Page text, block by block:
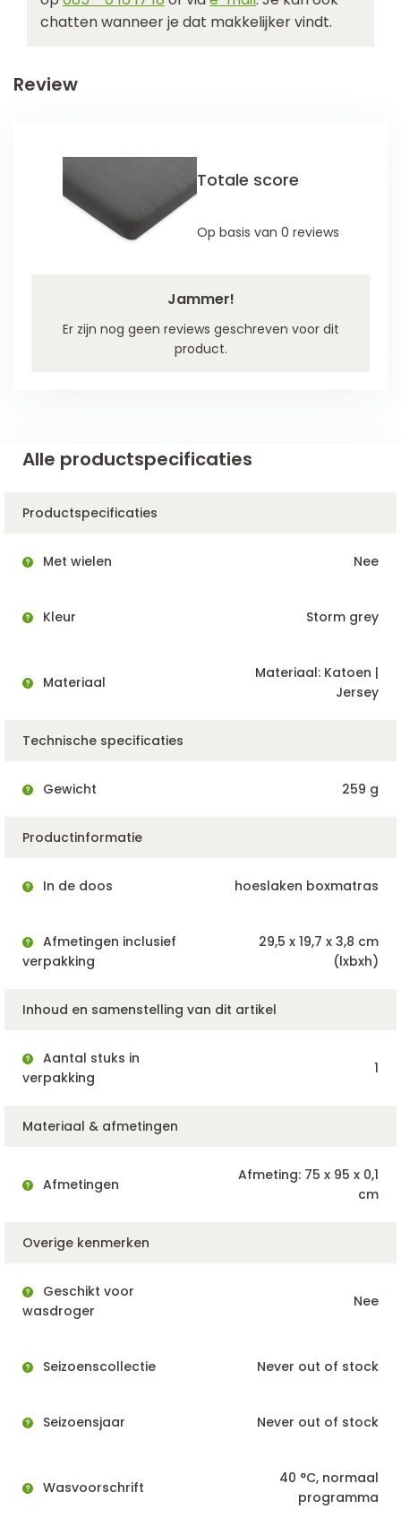
chatten wanneer je dat makkelijker vindt.
Review
Jammer!
Er zijn nog geen reviews geschreven voor dit
product.
Totale score
Op basis van 0 reviews
Alle productspecificaties
Productspecificaties
Met wielen Nee
Kleur Storm grey
Materiaal
Materiaal: Katoen |
Jersey
Technische specificaties
Gewicht 259 g
Productinformatie
In de doos hoeslaken boxmatras
Afmetingen inclusief
verpakking
29,5 x 19,7 x 3,8 cm
(lxbxh)
Inhoud en samenstelling van dit artikel
Aantal stuks in
verpakking
1
Materiaal & afmetingen
Afmetingen
Afmeting: 75 x 95 x 0,1
cm
Overige kenmerken
Geschikt voor
wasdroger
Nee
Seizoenscollectie Never out of stock
Seizoensjaar Never out of stock
Wasvoorschrift
40 °C, normaal
programma